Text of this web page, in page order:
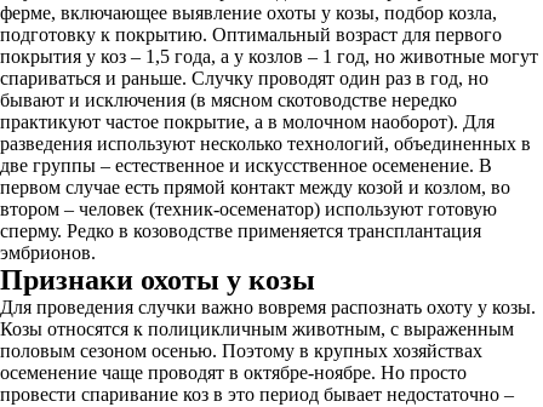
ферме, включающее выявление охоты у козы, подбор козла,
подготовку к покрытию. Оптимальный возраст для первого
покрытия у коз – 1,5 года, а у козлов – 1 год, но животные могут
спариваться и раньше. Случку проводят один раз в год, но
бывают и исключения (в мясном скотоводстве нередко
практикуют частое покрытие, а в молочном наоборот). Для
разведения используют несколько технологий, объединенных в
две группы – естественное и искусственное осеменение. В
первом случае есть прямой контакт между козой и козлом, во
втором – человек (техник-осеменатор) используют готовую
сперму. Редко в козоводстве применяется трансплантация
эмбрионов.
Признаки охоты у козы
Для проведения случки важно вовремя распознать охоту у козы.
Козы относятся к полицикличным животным, с выраженным
половым сезоном осенью. Поэтому в крупных хозяйствах
осеменение чаще проводят в октябре-ноябре. Но просто
провести спаривание коз в это период бывает недостаточно –